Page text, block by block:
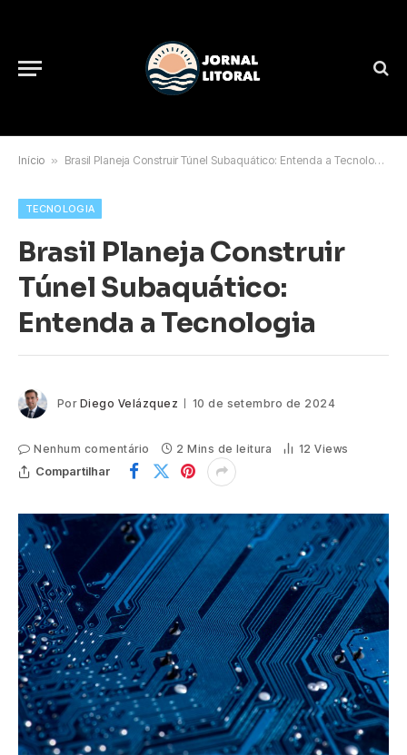
Início » Brasil Planeja Construir Túnel Subaquático: Entenda a Tecnologia
TECNOLOGIA
Brasil Planeja Construir
Túnel Subaquático:
Entenda a Tecnologia
Por Diego Velázquez 10 de setembro de 2024
Nenhum comentário 2 Mins de leitura 12Views
Compartilhar